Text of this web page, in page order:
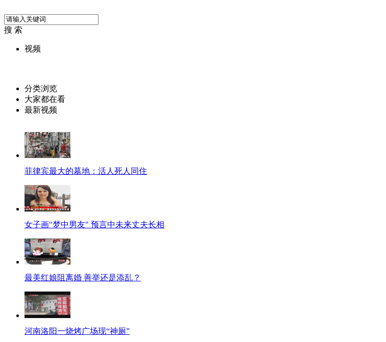
搜 索
视频
分类浏览
大家都在看
最新视频
菲律宾最大的墓地：活人死人同住
女子画"梦中男友" 预言中未来丈夫长相
最美红娘阻离婚 善举还是添乱？
河南洛阳一烧烤广场现“神厕”